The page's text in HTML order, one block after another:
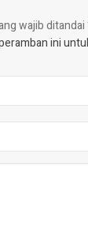
wajib ditandai
ini